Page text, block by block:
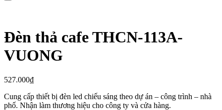
Đèn thả cafe THCN-113A-
VUONG
527.000₫
Cung cấp thiết bị đèn led chiếu sáng theo dự án – công trình – nhà
phố. Nhận làm thương hiệu cho công ty và cửa hàng.